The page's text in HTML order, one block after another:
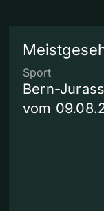
Sport
Bern-
vom